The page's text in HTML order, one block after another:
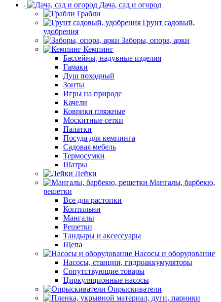
Дача, сад и огород
Грабли
Грунт садовый,
удобрения
Заборы, опора, арки
Кемпинг
Бассейны, надувные изделия
Гамаки
Душ походный
Зонты
Игры на природе
Качели
Коврики пляжные
Москитные сетки
Палатки
Посуда для кемпинга
Садовая мебель
Термосумки
Шатры
Лейки
Мангалы, барбекю,
решетки
Все для растопки
Коптильни
Мангалы
Решетки
Тандыры и аксессуары
Щепа
Насосы и оборудование
Насосы, станции, гидроаккумуляторы
Сопутствующие товары
Циркуляционные насосы
Опрыскиватели